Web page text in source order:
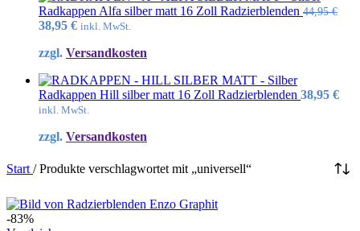
Radkappen Alfa silber matt 16 Zoll Radzierblenden 44,95€
Ursprünglicher
war:
38,95 €Aktueller
ist:
inkl. MwSt.
zzgl. Versandkosten
Radkappen Hill silber matt 16 Zoll Radzierblenden 38,95 €
inkl. MwSt.
zzgl. Versandkosten
Start / Produkte verschlagwortet mit „universell“
-83%